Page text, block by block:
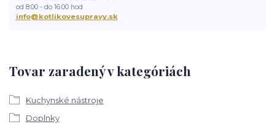
Tovar zaradený v kategóriách
Kuchynské nástroje
Doplnky
od 8:00 - do 16:00 hod
info@kotlikovesupravy.sk